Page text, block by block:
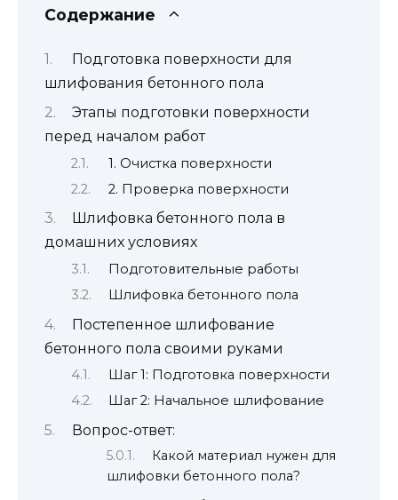
Содержание
Подготовка поверхности для
шлифования бетонного пола
Этапы подготовки поверхности
перед началом работ
1. Очистка поверхности
2. Проверка поверхности
Шлифовка бетонного пола в
домашних условиях
Подготовительные работы
Шлифовка бетонного пола
Постепенное шлифование
бетонного пола своими руками
Шаг 1: Подготовка поверхности
Шаг 2: Начальное шлифование
Вопрос-ответ:
Какой материал нужен для
шлифовки бетонного пола?